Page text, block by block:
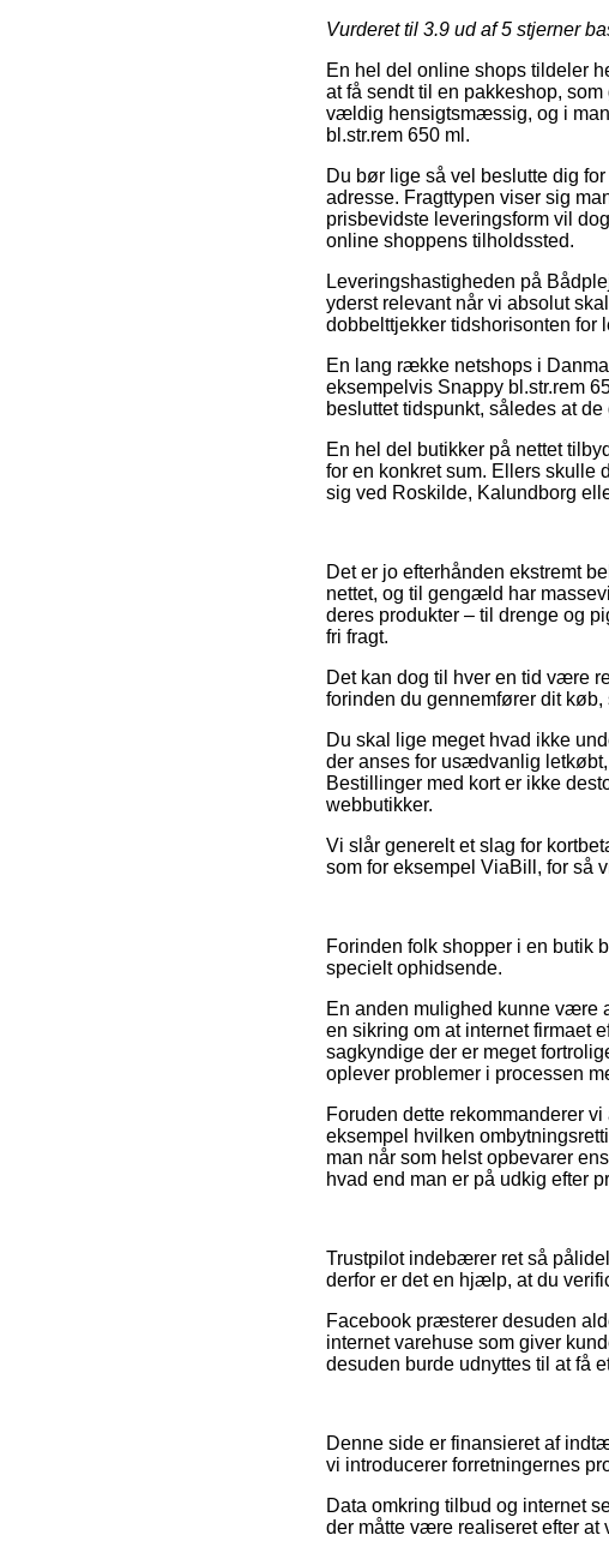
Vurderet til 3.9 ud af 5 stjerner
En hel del online shops tildeler
at få sendt til en pakkeshop,
vældig hensigtsmæssig, og i
bl.str.rem 650 ml.
Du bør lige så vel beslutte dig
adresse. Fragttypen viser sig
prisbevidste leveringsform vil
online shoppens tilholdssted.
Leveringshastigheden på
yderst relevant når vi absolut
dobbelttjekker tidshorisonten for
En lang række netshops i
eksempelvis Snappy bl.str.rem
besluttet tidspunkt, således at
En hel del butikker på nettet
for en konkret sum. Ellers skulle
sig ved Roskilde, Kalundborg
Det er jo efterhånden ekstremt
nettet, og til gengæld har
deres produkter – til drenge og
fri fragt.
Det kan dog til hver en tid være
forinden du gennemfører dit
Du skal lige meget hvad ikke
der anses for usædvanlig
Bestillinger med kort er ikke
webbutikker.
Vi slår generelt et slag for
som for eksempel ViaBill, for så
Forinden folk shopper i en butik
specielt ophidsende.
En anden mulighed kunne være
en sikring om at internet firmaet
sagkyndige der er meget
oplever problemer i processen
Foruden dette rekommanderer
eksempel hvilken
man når som helst opbevarer
hvad end man er på udkig efter
Trustpilot indebærer ret så
derfor er det en hjælp, at du
Facebook præsterer desuden
internet varehuse som giver
desuden burde udnyttes til at få
Denne side er finansieret af
vi introducerer forretningernes
Data omkring tilbud og internet
der måtte være realiseret efter at